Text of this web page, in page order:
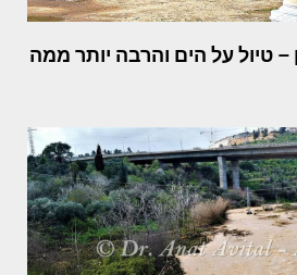
– טיול על הים והרבה יותר ממה